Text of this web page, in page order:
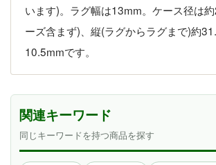
います)。ラグ幅は13mm。ケース径は
ーズ含まず)、縦(ラグからラグまで)約
10.5mmです。
関連キーワード
同じキーワードを持つ商品を探す